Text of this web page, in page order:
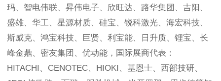
玛、智电伟联、昇伟电子、欣旺达、路华集团、吉阳、
盛雄、华工、星源材质、硅宝、锐科激光、海宏科技、
斯威克、鸿宝科技、巨贤、利宝能、日升质、锂宝、长
峰金鼎、密友集团、优动能，国际展商代表：
HITACHI、CENOTEC、HIOKI、基恩士、西部技研、